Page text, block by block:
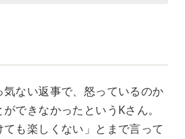
ない返事で、怒っているのか
できなかったというKさん。
ても楽しくない」とまで言って